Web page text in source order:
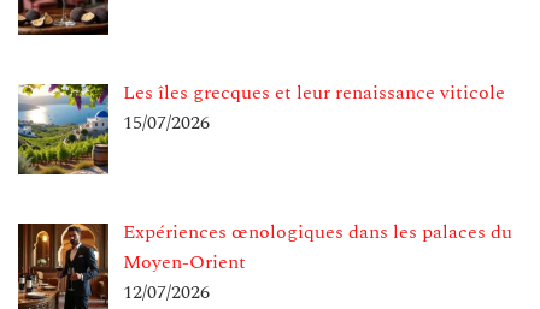
Les îles grecques et leur renaissance viticole
15/07/2026
Expériences œnologiques dans les palaces du
Moyen-Orient
12/07/2026